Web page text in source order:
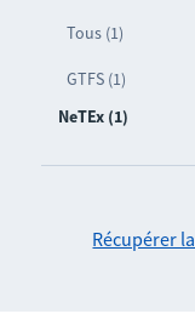
Tous (1)
GTFS (1)
NeTEx (1)
Récupérer